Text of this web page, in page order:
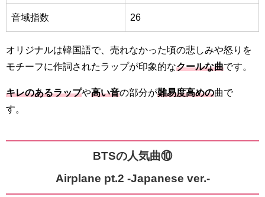
音域指数 26
オリジナルは韓国語で、売れなかった頃の悲しみや怒りを
モチーフに作詞されたラップが印象的なクールな曲です。
キレのあるラップや高い音の部分が難易度高めの曲で
す。
BTSの人気曲⑩
Airplane pt.2 -Japanese ver.-